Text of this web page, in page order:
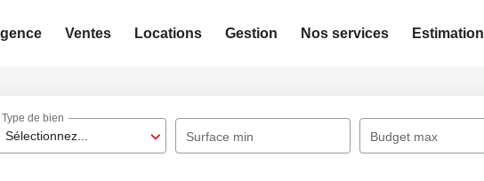
Ventes Locations Gestion Nos services Estimation
Sélectionnez...
Type de bien
Surface min Budget max